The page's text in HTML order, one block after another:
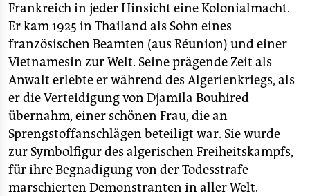
Frankreich in jeder Hinsicht eine Kolonialmacht.
Er kam 1925 in Thailand als Sohn eines
französischen Beamten (aus Réunion) und einer
Vietnamesin zur Welt. Seine prägende Zeit als
Anwalt erlebte er während des Algerienkriegs, als
er die Verteidigung von Djamila Bouhired
übernahm, einer schönen Frau, die an
Sprengstoffanschlägen beteiligt war. Sie wurde
zur Symbolfigur des algerischen Freiheitskampfs,
für ihre Begnadigung von der Todesstrafe
marschierten Demonstranten in aller Welt.